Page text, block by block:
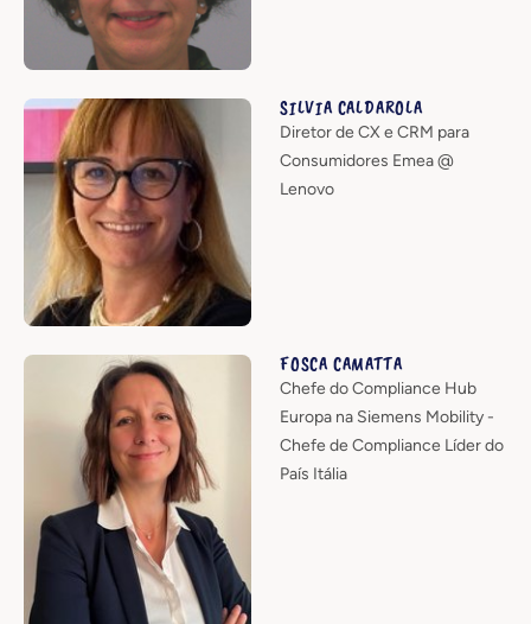
SILVIA CALDAROLA
Diretor de CX e CRM para
Consumidores Emea @
Lenovo
FOSCA CAMATTA
Chefe do Compliance Hub
Europa na Siemens Mobility -
Chefe de Compliance Líder do
País Itália